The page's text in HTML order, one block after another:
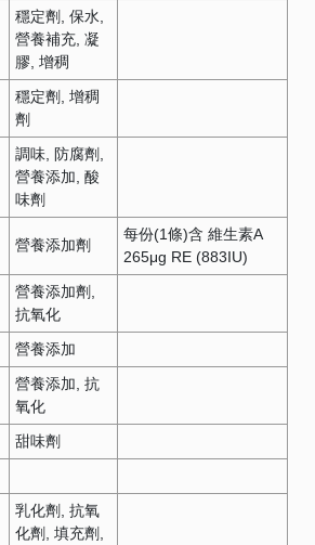
穩定劑
保水
營養補充 凝
膠 增稠
穩定劑
增稠
劑
調味 防腐劑
營養添加 酸
味劑
營養添加劑
每份(1條)含 維生素A
265μg RE (883IU)
營養添加劑
抗氧化
營養添加
營養添加 抗
氧化
甜味劑
乳化劑
抗氧
化劑
填充劑